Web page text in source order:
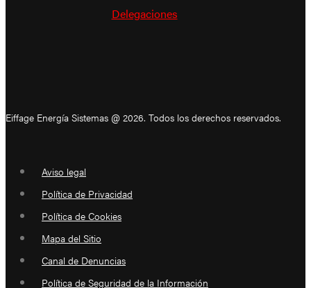
Delegaciones
Eiffage Energía Sistemas @ 2026. Todos los derechos reservados.
Aviso legal
Política de Privacidad
Política de Cookies
Mapa del Sitio
Canal de Denuncias
Política de Seguridad de la Información